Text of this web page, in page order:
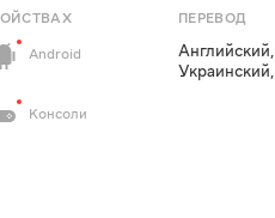
Android
Консоли
ПЕРЕВОД
Английский,
Украинский,